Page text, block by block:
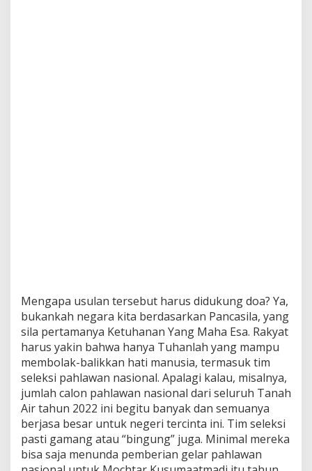
Mengapa usulan tersebut harus didukung doa? Ya,
bukankah negara kita berdasarkan Pancasila, yang
sila pertamanya Ketuhanan Yang Maha Esa. Rakyat
harus yakin bahwa hanya Tuhanlah yang mampu
membolak-balikkan hati manusia, termasuk tim
seleksi pahlawan nasional. Apalagi kalau, misalnya,
jumlah calon pahlawan nasional dari seluruh Tanah
Air tahun 2022 ini begitu banyak dan semuanya
berjasa besar untuk negeri tercinta ini. Tim seleksi
pasti gamang atau “bingung” juga. Minimal mereka
bisa saja menunda pemberian gelar pahlawan